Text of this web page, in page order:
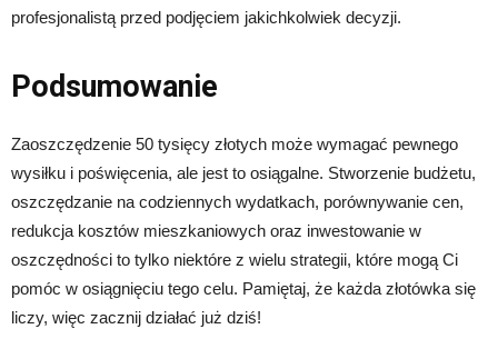
profesjonalistą przed podjęciem jakichkolwiek decyzji.
Podsumowanie
Zaoszczędzenie 50 tysięcy złotych może wymagać pewnego
wysiłku i poświęcenia, ale jest to osiągalne. Stworzenie budżetu,
oszczędzanie na codziennych wydatkach, porównywanie cen,
redukcja kosztów mieszkaniowych oraz inwestowanie w
oszczędności to tylko niektóre z wielu strategii, które mogą Ci
pomóc w osiągnięciu tego celu. Pamiętaj, że każda złotówka się
liczy, więc zacznij działać już dziś!